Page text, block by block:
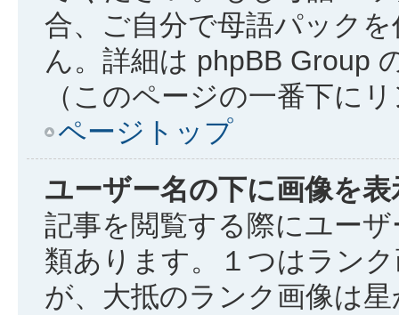
合、ご自分で母語パック
ん。詳細は phpBB Group
（このページの一番下に
ページトップ
ユーザー名の下に画像を
記事を閲覧する際にユー
類あります。１つはラン
が、大抵のランク画像は